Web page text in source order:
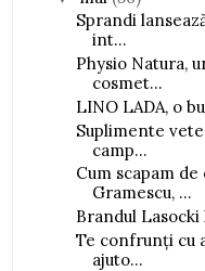
Sprandi
int...
Physio Natura,
cosmet...
LINO LADA, o
Suplimente
camp...
Cum scapam
Gramescu, ...
Brandul Lasocki
Te confrunți cu
ajuto...